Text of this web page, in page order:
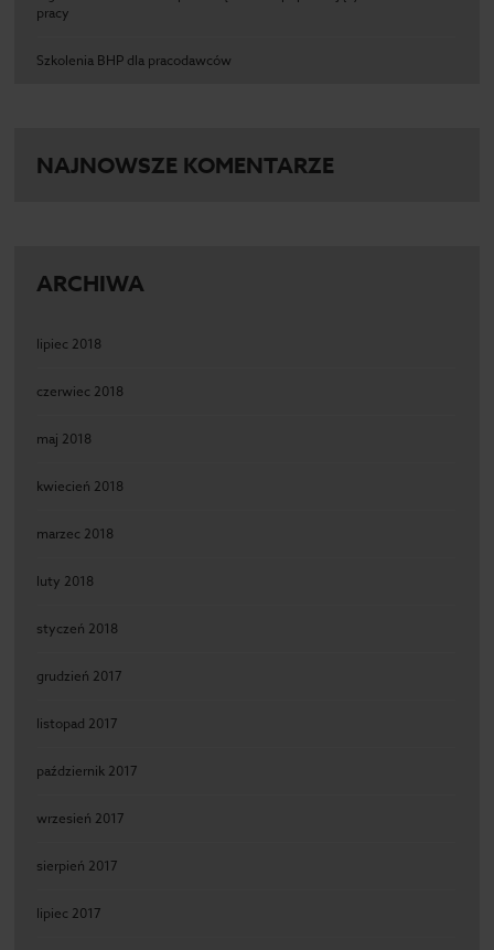
pracy
Szkolenia BHP dla pracodawców
NAJNOWSZE KOMENTARZE
ARCHIWA
lipiec 2018
czerwiec 2018
maj 2018
kwiecień 2018
marzec 2018
luty 2018
styczeń 2018
grudzień 2017
listopad 2017
październik 2017
wrzesień 2017
sierpień 2017
lipiec 2017